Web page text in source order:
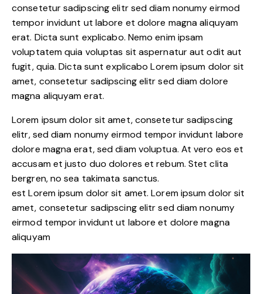
consetetur sadipscing elitr sed diam nonumy eirmod
tempor invidunt ut labore et dolore magna aliquyam
erat. Dicta sunt explicabo. Nemo enim ipsam
voluptatem quia voluptas sit aspernatur aut odit aut
fugit, quia. Dicta sunt explicabo Lorem ipsum dolor sit
amet, consetetur sadipscing elitr sed diam dolore
magna aliquyam erat.
Lorem ipsum dolor sit amet, consetetur sadipscing
elitr, sed diam nonumy eirmod tempor invidunt labore
dolore magna erat, sed diam voluptua. At vero eos et
accusam et justo duo dolores et rebum. Stet clita
bergren, no sea takimata sanctus.
est Lorem ipsum dolor sit amet. Lorem ipsum dolor sit
amet, consetetur sadipscing elitr sed diam nonumy
eirmod tempor invidunt ut labore et dolore magna
aliquyam